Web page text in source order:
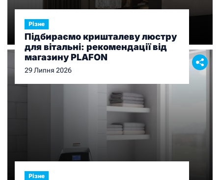
Різне
Підбираємо кришталеву люстру
для вітальні: рекомендації від
магазину PLAFON
29 Липня 2026
Різне